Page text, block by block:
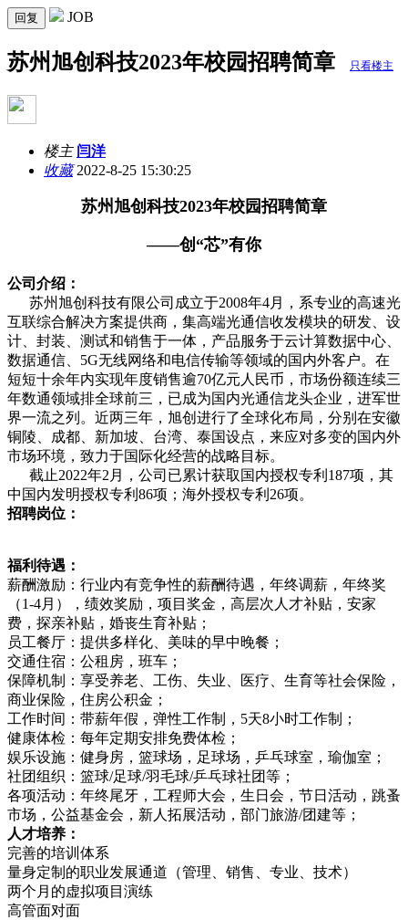
回复 JOB
苏州旭创科技2023年校园招聘简章 只看楼主
楼主 闫洋
收藏2022-8-25 15:30:25
苏州旭创科技2023年校园招聘简章
——创“芯”有你
公司介绍：
苏州旭创科技有限公司成立于2008年4月，系专业的高速光
互联综合解决方案提供商，集高端光通信收发模块的研发、设
计、封装、测试和销售于一体，产品服务于云计算数据中心、
数据通信、5G无线网络和电信传输等领域的国内外客户。在
短短十余年内实现年度销售逾70亿元人民币，市场份额连续三
年数通领域排全球前三，已成为国内光通信龙头企业，进军世
界一流之列。近两三年，旭创进行了全球化布局，分别在安徽
铜陵、成都、新加坡、台湾、泰国设点，来应对多变的国内外
市场环境，致力于国际化经营的战略目标。
截止2022年2月，公司已累计获取国内授权专利187项，其
中国内发明授权专利86项；海外授权专利26项。
招聘岗位：
福利待遇：
薪酬激励：行业内有竞争性的薪酬待遇，年终调薪，年终奖
（1-4月），绩效奖励，项目奖金，高层次人才补贴，安家
费，探亲补贴，婚丧生育补贴；
员工餐厅：提供多样化、美味的早中晚餐；
交通住宿：公租房，班车；
保障机制：享受养老、工伤、失业、医疗、生育等社会保险，
商业保险，住房公积金；
工作时间：带薪年假，弹性工作制，5天8小时工作制；
健康体检：每年定期安排免费体检；
娱乐设施：健身房，篮球场，足球场，乒乓球室，瑜伽室；
社团组织：篮球/足球/羽毛球/乒乓球社团等；
各项活动：年终尾牙，工程师大会，生日会，节日活动，跳蚤
市场，公益基金会，新人拓展活动，部门旅游/团建等；
人才培养：
完善的培训体系
量身定制的职业发展通道（管理、销售、专业、技术）
两个月的虚拟项目演练
高管面对面